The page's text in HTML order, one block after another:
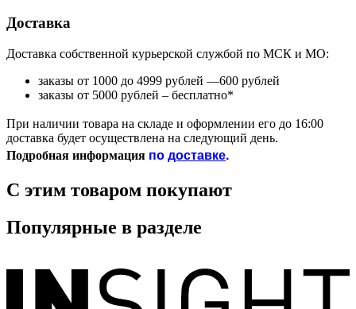
Доставка
Доставка собственной курьерской службой по МСК и МО:
заказы от 1000 до 4999 рублей —600 рублей
заказы от 5000 рублей – бесплатно*
При наличии товара на складе и оформлении его до 16:00
доставка будет осуществлена на следующий день.
Подробная информация подоставке.
С этим товаром покупают
Популярные в разделе